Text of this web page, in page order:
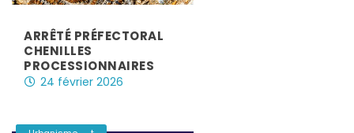
ARRÊTÉ PRÉFECTORAL
CHENILLES
PROCESSIONNAIRES
24 février 2026